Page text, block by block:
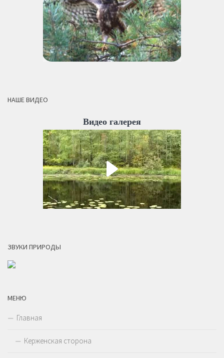
НАШЕ ВИДЕО
Видео галерея
ЗВУКИ ПРИРОДЫ
МЕНЮ
Главная
Керженская сторона